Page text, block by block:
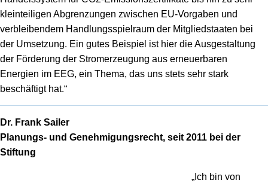
kleinteiligen Abgrenzungen zwischen EU-Vorgaben und
verbleibendem Handlungsspielraum der Mitgliedstaaten bei
der Umsetzung. Ein gutes Beispiel ist hier die Ausgestaltung
der Förderung der Stromerzeugung aus erneuerbaren
Energien im EEG, ein Thema, das uns stets sehr stark
beschäftigt hat.“
Dr. Frank Sailer
Planungs- und Genehmigungsrecht, seit 2011 bei der
Stiftung
„Ich bin von